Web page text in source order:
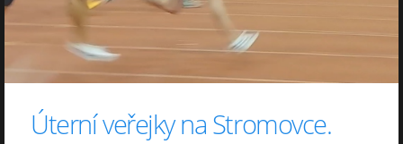
Úterní veřejky na Stromovce.